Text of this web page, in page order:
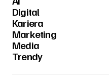
Digital
Kariera
Marketing
Media
Trendy